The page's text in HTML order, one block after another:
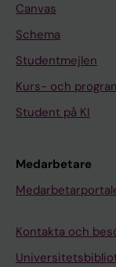
Canvas
Schema
Studentmejlen
Kurs- och
Student på KI
Medarbetare
Kontakta och